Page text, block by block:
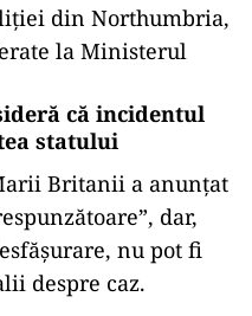
din Northumbria,
la Ministerul
că incidentul
statului
Britanii a anunțat
dar,
nu pot fi
despre caz.